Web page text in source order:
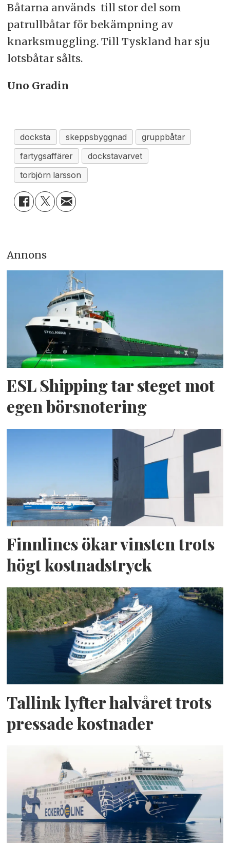
Båtarna används till stor del som
patrullbåtar för bekämpning av
knarksmuggling. Till Tyskland har sju
lotsbåtar sålts.
Uno Gradin
docksta skeppsbyggnad
gruppbåtar
fartygsaffärer
dockstavarvet
torbjörn larsson
Annons
ESL Shipping tar steget mot
egen börsnotering
Finnlines ökar vinsten trots
högt kostnadstryck
Tallink lyfter halvåret trots
pressade kostnader